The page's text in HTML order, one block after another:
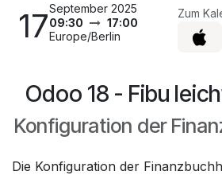
17September 2025
09:30
17:00
Europe/Berlin
Zum
Odoo 18 - Fibu
Konfiguration der
Die Konfiguration der